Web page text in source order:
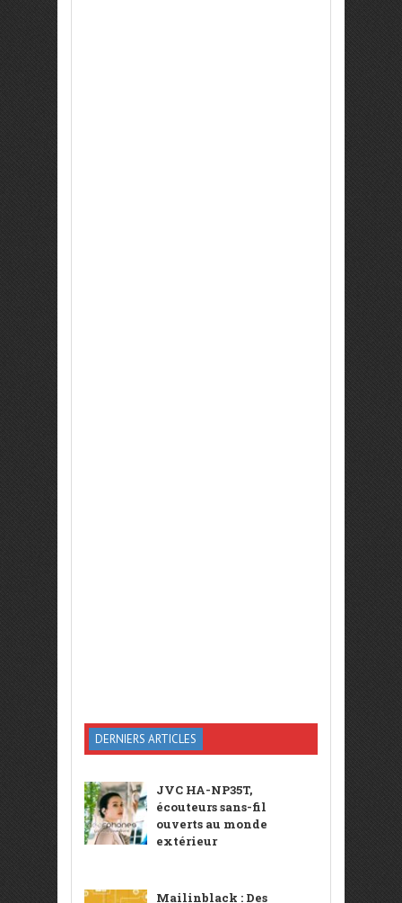
DERNIERS ARTICLES
JVC HA-NP35T,
écouteurs sans-fil
ouverts au monde
extérieur
Mailinblack : Des